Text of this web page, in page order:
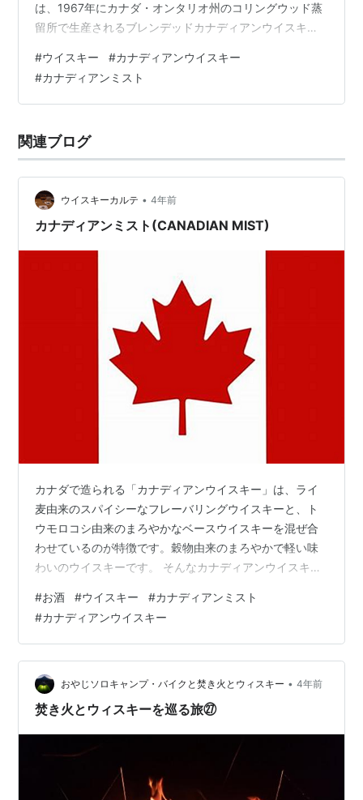
は、1967年にカナダ・オンタリオ州のコリングウッド蒸
留所で生産されるブレンデッドカナディアンウイスキー
に使い、3回蒸留後にホワイトオーク樽で熟成されます。
バニラやキャラメル、ドライフルーツの甘みと軽やかな
オーク香が特徴で、スムーズで飲みやすい味わいが楽し
として親しまれており、甘めのカクテルとの相性も良い
です。ブランドは202…
#ウイスキー #カナディアンウイスキー
#カナディアンミスト
関連ブログ
ウイスキーカルテ • 4年前
カナディアンミスト(CANADIAN MIST)
カナダで造られる「カナディアンウイスキー」は、ライ
麦由来のスパイシーなフレーバリングウイスキーと、ト
ウモロコシ由来のまろやかなベースウイスキーを混ぜ合
わせているのが特徴です。穀物由来のまろやかで軽い味
わいのウイスキーです。 そんなカナディアンウイスキー
思います。 しかし本日は、C.C.ではないカナディアンウ
イスキー、 「カナディアンミスト」について紹介したい
と思います。 1000円程度で購入できる安価なカナディア
ンウイスキー。 カナダのカナディアンミスト蒸留所で造
られ、日本ではアサヒビール株式会社より販売されてい
ます。 ライ麦由来のフレーバ…
#お酒 #ウイスキー #カナディアンミスト
#カナディアンウイスキー
おやじソロキャンプ・バイクと焚き火とウィスキー • 4年前
焚き火とウィスキーを巡る旅㉗